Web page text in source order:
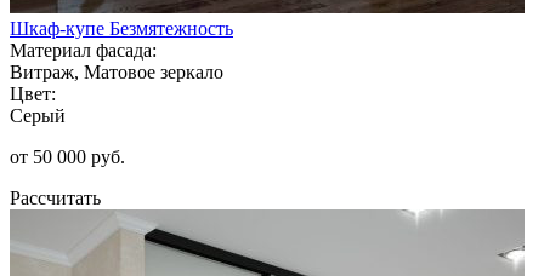
Шкаф-купе Безмятежность
Материал фасада:
Витраж, Матовое зеркало
Цвет:
Серый
от 50 000 руб.
Рассчитать